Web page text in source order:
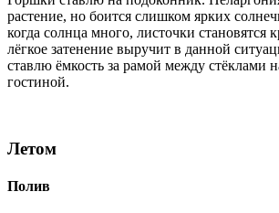
растение, но боится слишком ярких
когда солнца много, листочки становятся
лёгкое затенение выручит в данной
ставлю ёмкость за рамой между стёклами
гостиной.
Летом
Полив